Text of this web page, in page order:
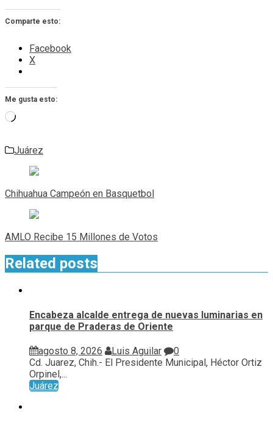
Comparte esto:
Facebook
X
Me gusta esto:
Cargando...
Juárez
Navegación
de
entradas
Chihuahua Campeón en Basquetbol
AMLO Recibe 15 Millones de Votos
Related posts
Encabeza alcalde entrega de nuevas luminarias en
parque de Praderas de Oriente
agosto 8, 2026 Luis Aguilar
0
Cd. Juarez, Chih.- El Presidente Municipal, Héctor Ortiz
Orpinel,...
Juárez